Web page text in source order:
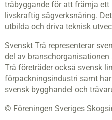
träbyggande för att främja
livskraftig sågverksnäring.
utbilda och driva teknisk
Svenskt Trä representerar
del av
Trä företräder också svensk
förpackningsindustri samt
svensk bygghandel och
© Föreningen Sveriges